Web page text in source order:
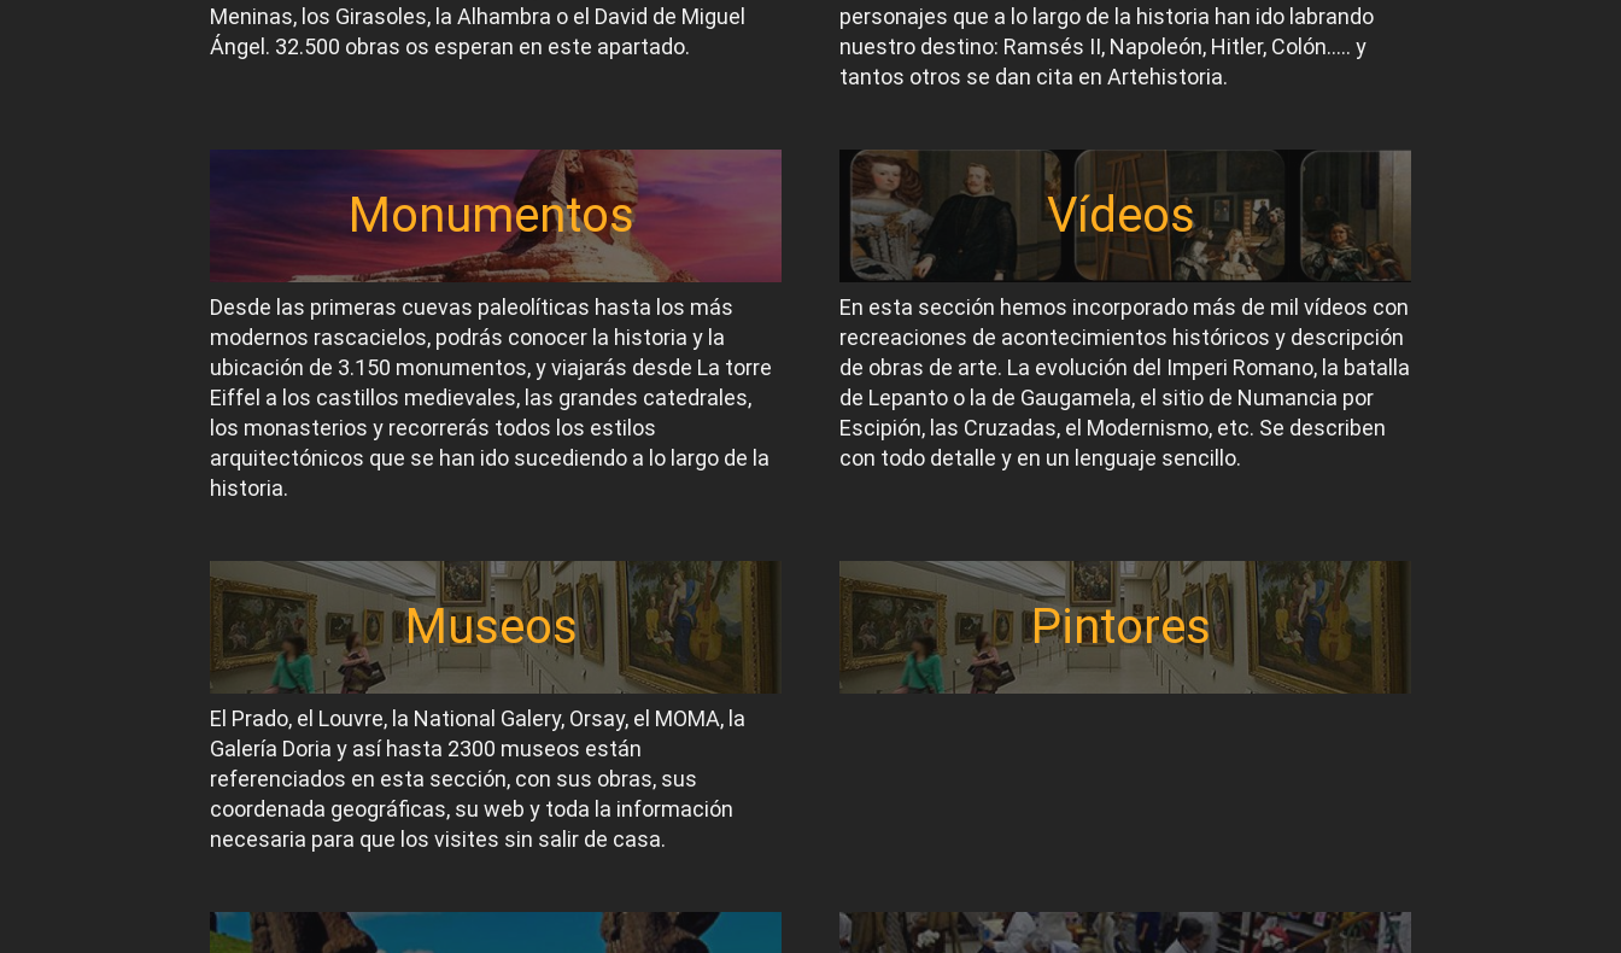
Meninas, los Girasoles, la Alhambra o el David de Miguel
Ángel. 32.500 obras os esperan en este apartado.
personajes que a lo largo de la historia han ido labrando
nuestro destino: Ramsés II, Napoleón, Hitler, Colón….. y
tantos otros se dan cita en Artehistoria.
Monumentos
Desde las primeras cuevas paleolíticas hasta los más
modernos rascacielos, podrás conocer la historia y la
ubicación de 3.150 monumentos, y viajarás desde La torre
Eiffel a los castillos medievales, las grandes catedrales,
los monasterios y recorrerás todos los estilos
arquitectónicos que se han ido sucediendo a lo largo de la
historia.
Vídeos
En esta sección hemos incorporado más de mil vídeos con
recreaciones de acontecimientos históricos y descripción
de obras de arte. La evolución del Imperi Romano, la batalla
de Lepanto o la de Gaugamela, el sitio de Numancia por
Escipión, las Cruzadas, el Modernismo, etc. Se describen
con todo detalle y en un lenguaje sencillo.
Museos
El Prado, el Louvre, la National Galery, Orsay, el MOMA, la
Galería Doria y así hasta 2300 museos están
referenciados en esta sección, con sus obras, sus
coordenada geográficas, su web y toda la información
necesaria para que los visites sin salir de casa.
Pintores